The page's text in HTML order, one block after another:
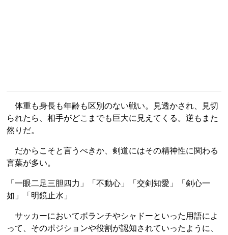
体重も身長も年齢も区別のない戦い。見透かされ、見切
られたら、相手がどこまでも巨大に見えてくる。逆もまた
然りだ。
だからこそと言うべきか、剣道にはその精神性に関わる
言葉が多い。
「一眼二足三胆四力」「不動心」「交剣知愛」「剣心一
如」「明鏡止水」
サッカーにおいてボランチやシャドーといった用語によ
って、そのポジションや役割が認知されていったように、